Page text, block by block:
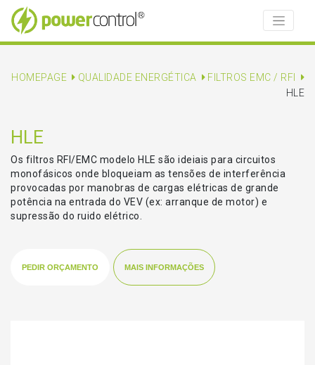
HOMEPAGE QUALIDADE ENERGÉTICA
FILTROS EMC / RFI
HLE
HLE
Os filtros RFI/EMC modelo HLE são ideiais para circuitos
monofásicos onde bloqueiam as tensões de interferência
provocadas por manobras de cargas elétricas de grande
potência na entrada do VEV (ex: arranque de motor) e
supressão do ruido elétrico.
PEDIR ORÇAMENTO MAIS INFORMAÇÕES